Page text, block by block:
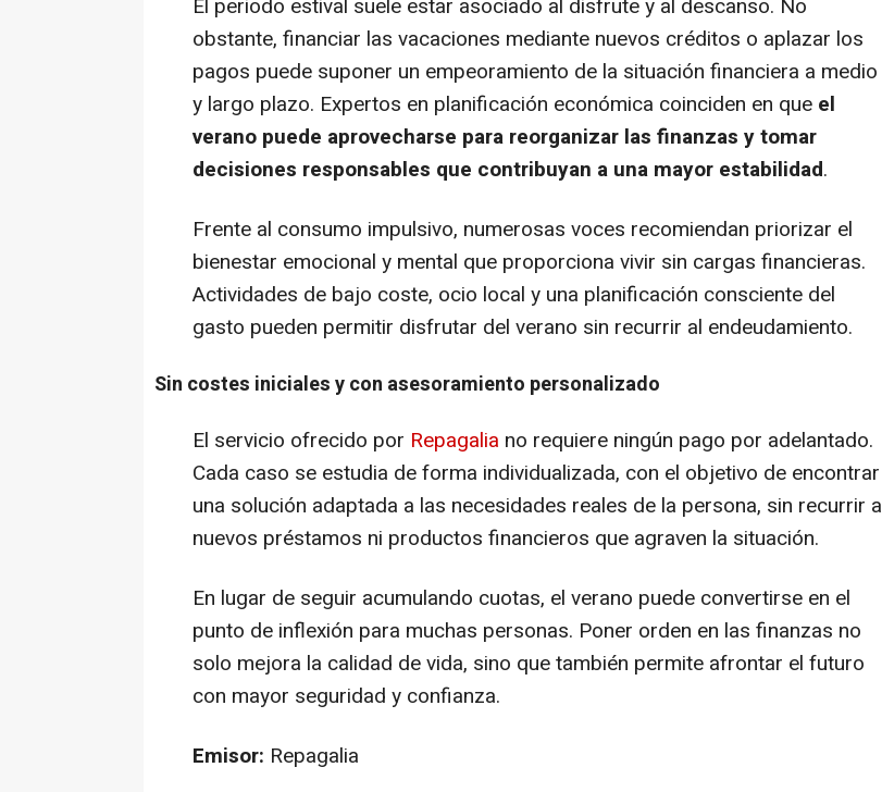
El periodo estival suele estar asociado al disfrute y al descanso. No
obstante, financiar las vacaciones mediante nuevos créditos o aplazar los
pagos puede suponer un empeoramiento de la situación financiera a medio
y largo plazo. Expertos en planificación económica coinciden en que el
verano puede aprovecharse para reorganizar las finanzas y tomar
decisiones responsables que contribuyan a una mayor estabilidad.
Frente al consumo impulsivo, numerosas voces recomiendan priorizar el
bienestar emocional y mental que proporciona vivir sin cargas financieras.
Actividades de bajo coste, ocio local y una planificación consciente del
gasto pueden permitir disfrutar del verano sin recurrir al endeudamiento.
Sin costes iniciales y con asesoramiento personalizado
El servicio ofrecido por Repagalia no requiere ningún pago por adelantado.
Cada caso se estudia de forma individualizada, con el objetivo de encontrar
una solución adaptada a las necesidades reales de la persona, sin recurrir a
nuevos préstamos ni productos financieros que agraven la situación.
En lugar de seguir acumulando cuotas, el verano puede convertirse en el
punto de inflexión para muchas personas. Poner orden en las finanzas no
solo mejora la calidad de vida, sino que también permite afrontar el futuro
con mayor seguridad y confianza.
Emisor: Repagalia